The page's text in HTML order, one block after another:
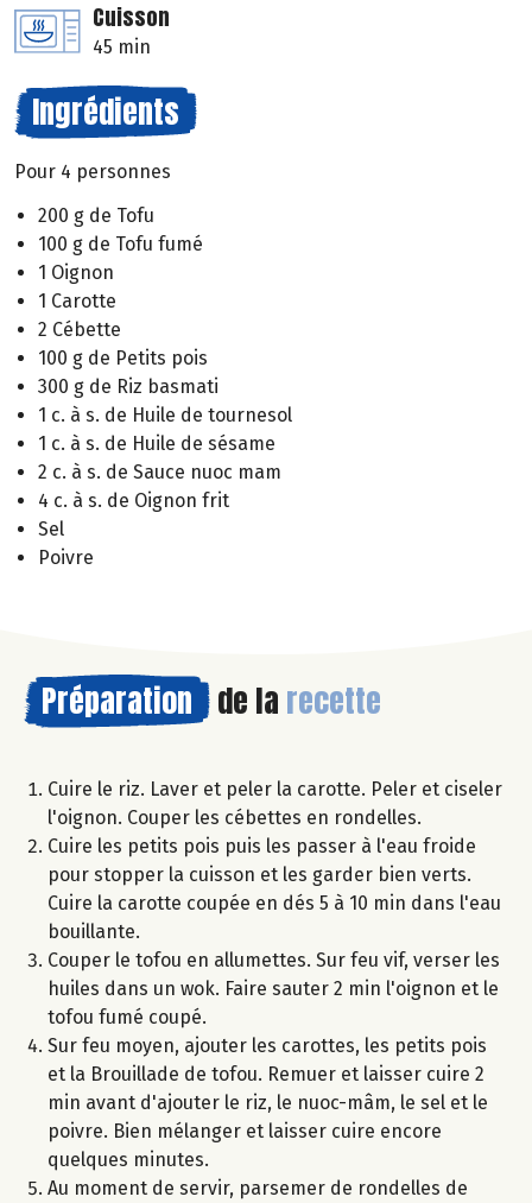
Cuisson
45 min
Ingrédients
Pour 4 personnes
200 g de Tofu
100 g de Tofu fumé
1 Oignon
1 Carotte
2 Cébette
100 g de Petits pois
300 g de Riz basmati
1 c. à s. de Huile de tournesol
1 c. à s. de Huile de sésame
2 c. à s. de Sauce nuoc mam
4 c. à s. de Oignon frit
Sel
Poivre
Préparation de la recette
Cuire le riz. Laver et peler la carotte. Peler et ciseler
l'oignon. Couper les cébettes en rondelles.
Cuire les petits pois puis les passer à l'eau froide
pour stopper la cuisson et les garder bien verts.
Cuire la carotte coupée en dés 5 à 10 min dans l'eau
bouillante.
Couper le tofou en allumettes. Sur feu vif, verser les
huiles dans un wok. Faire sauter 2 min l'oignon et le
tofou fumé coupé.
Sur feu moyen, ajouter les carottes, les petits pois
et la Brouillade de tofou. Remuer et laisser cuire 2
min avant d'ajouter le riz, le nuoc-mâm, le sel et le
poivre. Bien mélanger et laisser cuire encore
quelques minutes.
Au moment de servir, parsemer de rondelles de